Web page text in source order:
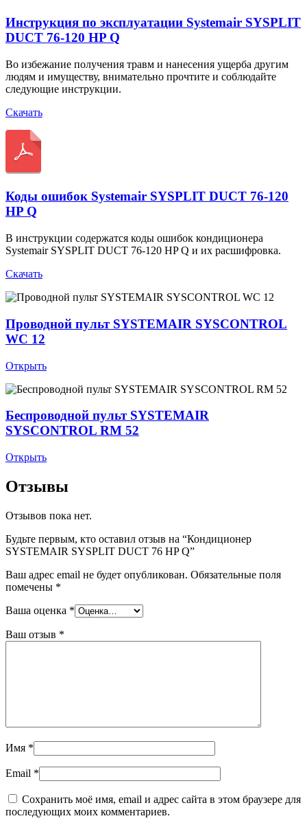
Инструкция по эксплуатации Systemair SYSPLIT
DUCT 76-120 HP Q
Во избежание получения травм и нанесения ущерба другим
людям и имуществу, внимательно прочтите и соблюдайте
следующие инструкции.
Скачать
Коды ошибок Systemair SYSPLIT DUCT 76-120
HP Q
В инструкции содержатся коды ошибок кондиционера
Systemair SYSPLIT DUCT 76-120 HP Q и их расшифровка.
Скачать
Проводной пульт SYSTEMAIR SYSCONTROL
WC 12
Открыть
Беспроводной пульт SYSTEMAIR
SYSCONTROL RM 52
Открыть
Отзывы
Отзывов пока нет.
Будьте первым, кто оставил отзыв на “Кондиционер
SYSTEMAIR SYSPLIT DUCT 76 HP Q”
Ваш адрес email не будет опубликован. Обязательные поля
помечены *
Ваша оценка *
Ваш отзыв *
Имя *
Email *
Сохранить моё имя, email и адрес сайта в этом браузере для
последующих моих комментариев.